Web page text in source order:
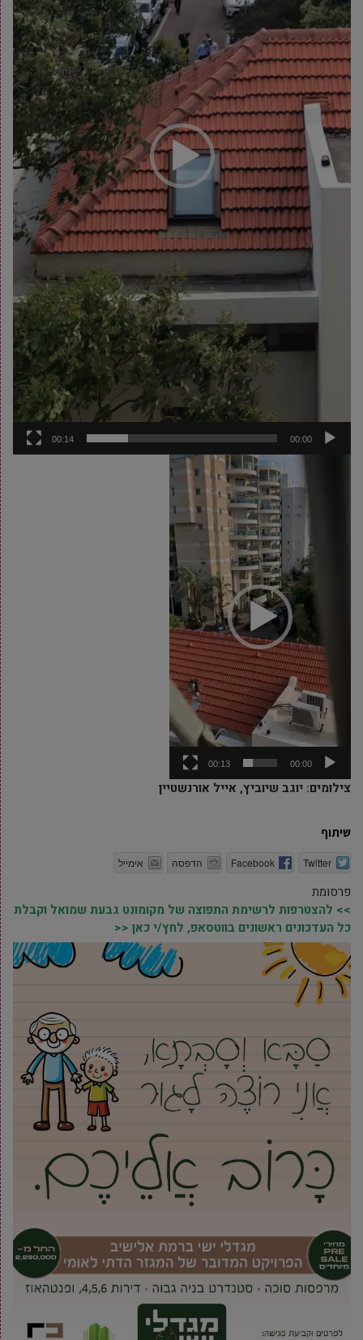
00:00
00:14
00:00
00:13
צילומים: יוגב שיוביץ, אייל אורנשטיין
שיתוף
Twitter
Facebook הדפסה אימייל
פרסומת
>> להצטרפות לרשימת התפוצה של מקומונט גבעת שמואל וקבלת
כל העדכונים ראשונים בווטסאפ, לחץ/י כאן <<